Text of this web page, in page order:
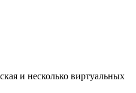
и несколько виртуальных